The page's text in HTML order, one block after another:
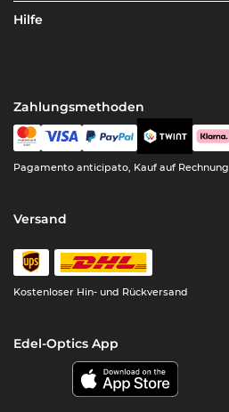
Hilfe
Zahlungsmethoden
Pagamento anticipato, Kauf auf Rechnung
Versand
Kostenloser Hin- und Rückversand
Edel-Optics App